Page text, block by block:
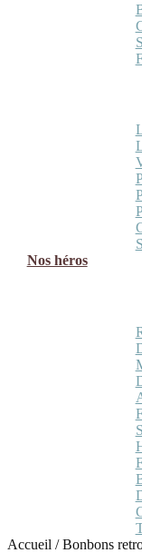
Nos héros
Accueil /Bonbons